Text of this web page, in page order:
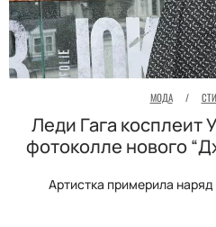
МОДА /
Леди Гага косплеит
фотоколле нового
Артистка примерила